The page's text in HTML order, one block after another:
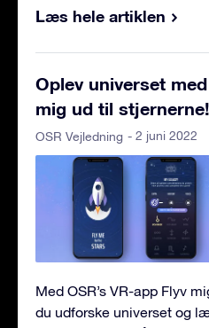
Læs hele artiklen
Oplev universet
mig ud til stjernerne!
OSR Vejledning - 2 juni 2022
Med OSR’s VR-app Flyv
du udforske universet og